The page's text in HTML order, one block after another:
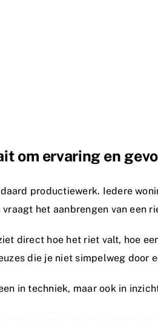
om ervaring en
productiewerk. Iedere
het aanbrengen van een
direct hoe het riet valt, hoe
die je niet simpelweg door
in techniek, maar ook in